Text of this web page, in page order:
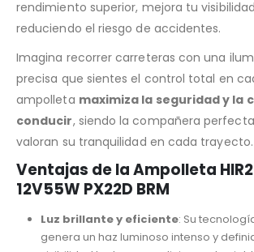
rendimiento superior, mejora tu
reduciendo el riesgo de accidentes.
Imagina recorrer carreteras con una
precisa que sientes el control total en
ampolleta maximiza la seguridad y la
conducir, siendo la compañera
valoran su tranquilidad en cada trayecto.
Ventajas de la Ampolleta HIR2
12V55W PX22D BRM
Luz brillante y eficiente: Su
genera un haz luminoso intenso y